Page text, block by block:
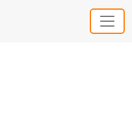
освіта в умовах